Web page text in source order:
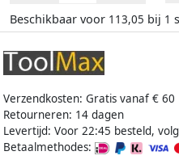
Beschikbaar voor 113,05 bij 1
Verzendkosten: Gratis vanaf € 60
Retourneren: 14 dagen
Levertijd: Voor 22:45 besteld,
Betaalmethodes: